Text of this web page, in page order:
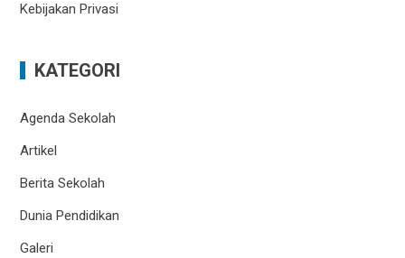
Kebijakan Privasi
KATEGORI
Agenda Sekolah
Artikel
Berita Sekolah
Dunia Pendidikan
Galeri